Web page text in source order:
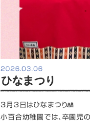
2026.03.06
ひなまつり
3月3日はひなまつり🎎
小百合幼稚園では、卒園児